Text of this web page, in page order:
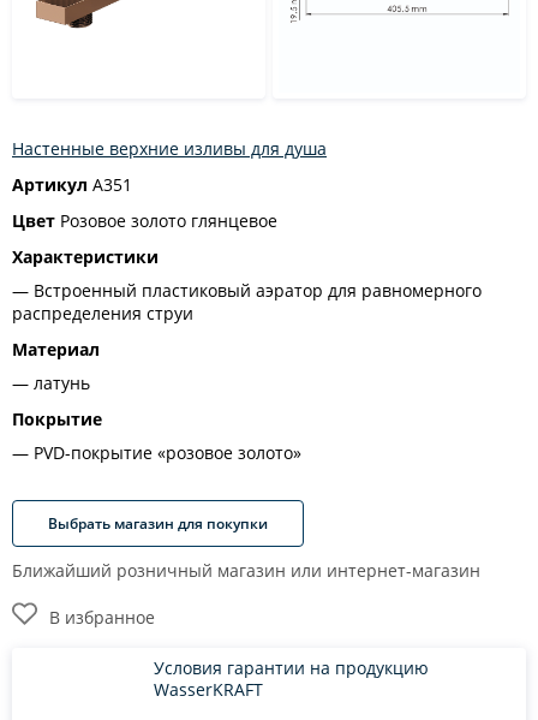
Настенные верхние изливы для душа
Артикул A351
Цвет Розовое золото глянцевое
Характеристики
Встроенный пластиковый аэратор для равномерного
распределения струи
Материал
латунь
Покрытие
PVD-покрытие «розовое золото»
Выбрать магазин для покупки
Ближайший розничный магазин или интернет-магазин
В избранное
Условия гарантии на продукцию
WasserKRAFT